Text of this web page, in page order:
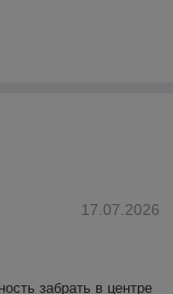
17.07.2026
забрать в центре